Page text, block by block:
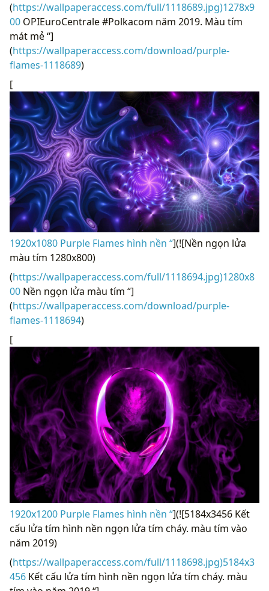
(https://wallpaperaccess.com/full/1118689.jpg)1278x9
00 OPIEuroCentrale #Polkacom năm 2019. Màu tím
mát mẻ “]
(https://wallpaperaccess.com/download/purple-
flames-1118689)
[
1920x1080 Purple Flames hình nền “](![Nền ngọn lửa
màu tím 1280x800)
(https://wallpaperaccess.com/full/1118694.jpg)1280x8
00 Nền ngọn lửa màu tím “]
(https://wallpaperaccess.com/download/purple-
flames-1118694)
[
1920x1200 Purple Flames hình nền “](![5184x3456 Kết
cấu lửa tím hình nền ngọn lửa tím cháy. màu tím vào
năm 2019)
(https://wallpaperaccess.com/full/1118698.jpg)5184x3
456 Kết cấu lửa tím hình nền ngọn lửa tím cháy. màu